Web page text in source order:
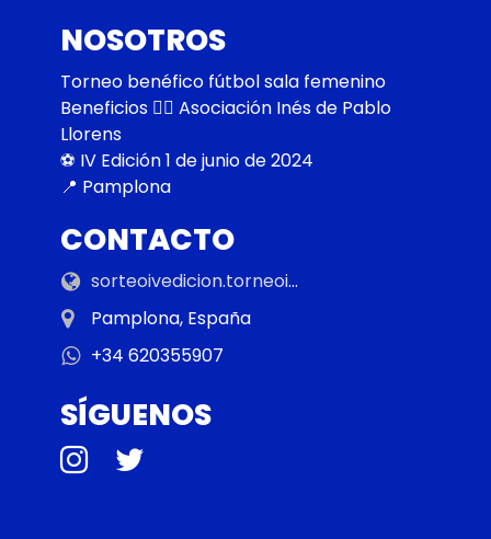
NOSOTROS
Torneo benéfico fútbol sala femenino
Beneficios 👉🏼 Asociación Inés de Pablo
Llorens
⚽️ IV Edición 1 de junio de 2024
📍 Pamplona
CONTACTO
sorteoivedicion.torneoinesdepablo.com
Pamplona, España
+34 620355907
SÍGUENOS